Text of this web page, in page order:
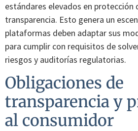
estándares elevados en protección
transparencia. Esto genera un
plataformas deben adaptar sus
para cumplir con requisitos de
riesgos y auditorías regulatorias.
Obligaciones de
transparencia y
al consumidor